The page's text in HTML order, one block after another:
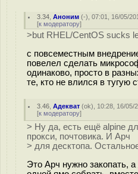
3.34 ,Аноним (-), 07:01, 16/05/
[к модератору]
>but RHEL/CentOS sucks
с повсеместным
повелел сделать
одинаково, просто в
те, кто не влился в тугую
3.46 ,Адекват (ok), 10:28, 16/05/
[к модератору]
> Ну да, есть ещё alpine
прокси, почтовика. И Арч
> для десктопа.
Это Арч нужно зaкопать,